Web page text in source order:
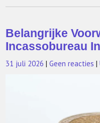
Belangrijke
Incassobureau
31 juli 2026 |Geen reacties |